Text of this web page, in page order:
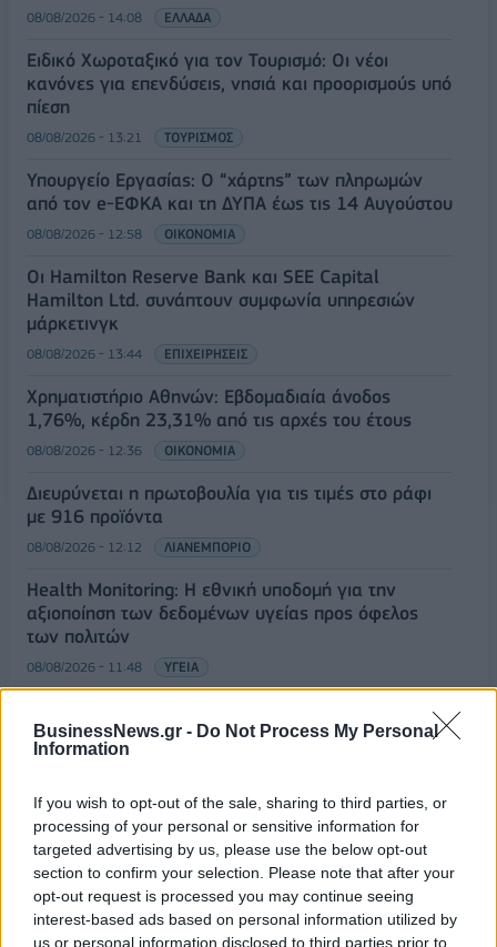
BusinessNews.gr - Do Not Process My Personal
Information
If you wish to opt-out of the sale, sharing to third parties, or
processing of your personal or sensitive information for
targeted advertising by us, please use the below opt-out
section to confirm your selection. Please note that after your
opt-out request is processed you may continue seeing
interest-based ads based on personal information utilized by
us or personal information disclosed to third parties prior to
08/08/2026 - 14:08 ΕΛΛΑΔΑ
Ειδικό Χωροταξικό για τον Τουρισμό: Οι νέοι
κανόνες για επενδύσεις, νησιά και προορισμούς υπό
πίεση
08/08/2026 - 13:21 ΤΟΥΡΙΣΜΟΣ
Υπουργείο Εργασίας: Ο “χάρτης” των πληρωμών
από τον e-ΕΦΚΑ και τη ΔΥΠΑ έως τις 14 Αυγούστου
08/08/2026 - 12:58 ΟΙΚΟΝΟΜΙΑ
Οι Hamilton Reserve Bank και SEE Capital
Hamilton Ltd. συνάπτουν συμφωνία υπηρεσιών
μάρκετινγκ
08/08/2026 - 13:44 ΕΠΙΧΕΙΡΗΣΕΙΣ
Χρηματιστήριο Αθηνών: Εβδομαδιαία άνοδος
1,76%, κέρδη 23,31% από τις αρχές του έτους
08/08/2026 - 12:36 ΟΙΚΟΝΟΜΙΑ
Διευρύνεται η πρωτοβουλία για τις τιμές στο ράφι
με 916 προϊόντα
08/08/2026 - 12:12 ΛΙΑΝΕΜΠΟΡΙΟ
Health Monitoring: Η εθνική υποδομή για την
αξιοποίηση των δεδομένων υγείας προς όφελος
των πολιτών
08/08/2026 - 11:48 ΥΓΕΙΑ
Ελληνική Αναπτυξιακή Τράπεζα: Με «προίκα» 2 δισ.
ευρώ ανοίγει δρόμο για δάνεια έως 5 δισ. σε
μικρομεσαίες
ΟΛΕΣ ΟΙ ΕΙΔΗΣΕΙΣ